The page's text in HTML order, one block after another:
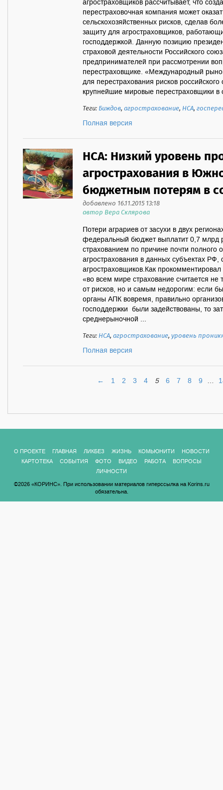
агростраховщиков рассчитывает, что
перестраховочная компания может
сельскохозяйственных рисков, сделав
защиту для агростраховщиков,
господдержкой. Данную позицию
страховой деятельности Российского
предпринимателей при рассмотрении
перестраховщике. «Международный
для перестрахования рисков российского
крупнейшие мировые перестраховщики в
Теги:Биждов,агрострахование, НСА,
Полная версия
НСА: Низкий уровень
агрострахования в
бюджетным потерям в
добавлено 16.11.2015 13:18
автор Вера Склярова
Потери аграриев от засухи в двух
федеральный бюджет выплатит 0,7 млрд
страхованием по причине почти полного
агрострахования в данных субъектах
агростраховщиков.Как
«во всем мире страхование считается
от рисков, но и самым недорогим: если
органы АПК вовремя, правильно
господдержки были задействованы, то
среднерыночной ...
Теги:НСА,агрострахование,уровень
Полная версия
← 1 2 3 4 5 6 7 8 9 …
О ПРОЕКТЕ ГЛАВНАЯ ЛИКБЕЗ ЖИЗНЬ КОМЬЮНИТИ
НОВОСТИ
КАРТОТЕКА
СОБЫТИЯ ФОТО ВИДЕО РАБОТА
ВОПРОСЫ
ЛИЧНОСТИ
©2026 «КОРИНС». При использовании материалов гиперссылка на Korins.ru
обязательна.